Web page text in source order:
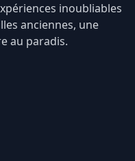
inoubliables
anciennes, une
au paradis.